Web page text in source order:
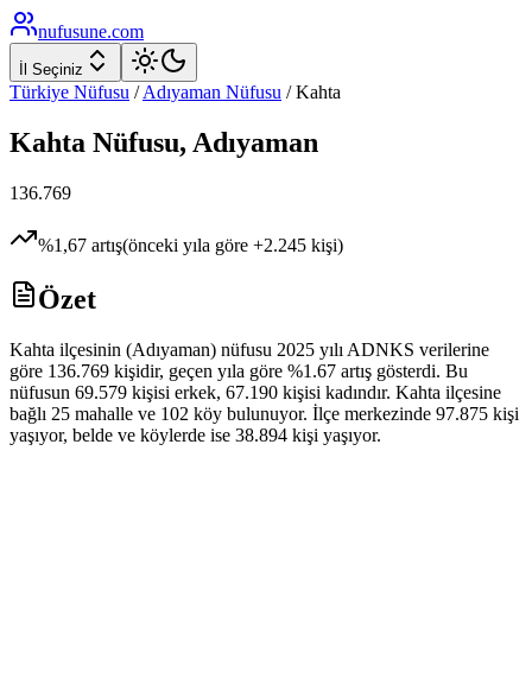
nufusune.com
İl Seçiniz
Türkiye Nüfusu / Adıyaman Nüfusu /Kahta
Kahta Nüfusu, Adıyaman
136.769
%1,67 artış(önceki yıla göre +2.245 kişi)
Özet
Kahta ilçesinin (Adıyaman) nüfusu 2025 yılı ADNKS verilerine
göre 136.769 kişidir, geçen yıla göre %1.67 artış gösterdi. Bu
nüfusun 69.579 kişisi erkek, 67.190 kişisi kadındır. Kahta ilçesine
bağlı 25 mahalle ve 102 köy bulunuyor. İlçe merkezinde 97.875 kişi
yaşıyor, belde ve köylerde ise 38.894 kişi yaşıyor.